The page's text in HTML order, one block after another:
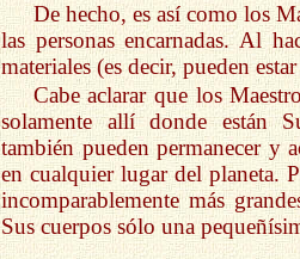
De hecho, es así como los
las personas encarnadas. Al
materiales (es decir, pueden
Cabe aclarar que los
solamente allí donde están
también pueden permanecer y
en cualquier lugar del planeta.
incomparablemente más
Sus cuerpos sólo una